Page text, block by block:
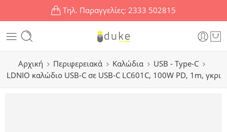
Τηλ. Παραγγελίες: 2333 502815
Αρχική Περιφερειακά Καλώδια
USB - Type-C
LDNIO καλώδιο USB-C σε USB-C LC601C, 100W PD, 1m, γκρι